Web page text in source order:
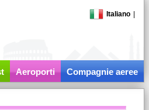
Italiano
Aeroporti Compagnie aeree